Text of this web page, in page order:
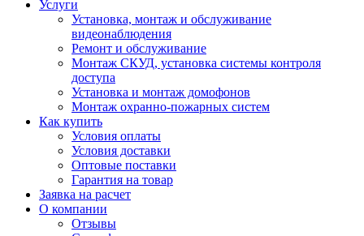
Услуги
Установка, монтаж и обслуживание
видеонаблюдения
Ремонт и обслуживание
Монтаж СКУД, установка системы контроля
доступа
Установка и монтаж домофонов
Монтаж охранно-пожарных систем
Как купить
Условия оплаты
Условия доставки
Оптовые поставки
Гарантия на товар
Заявка на расчет
О компании
Отзывы